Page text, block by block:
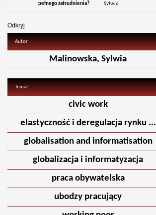
pełnego zatrudnienia?
Sylwia
Odkryj
Autor
Malinowska, Sylwia
Temat
civic work
elastyczność i deregulacja rynku ...
globalisation and informatisation
globalizacja i informatyzacja
praca obywatelska
ubodzy pracujący